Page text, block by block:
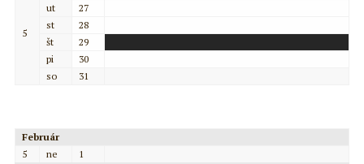
5
ut
27
st
28
št
29
pi
30
so
31
Február
5
ne 1